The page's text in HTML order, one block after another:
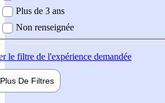
Plus de 3 ans
Non renseignée
le filtre de l'expérience demandée
Plus De Filtres